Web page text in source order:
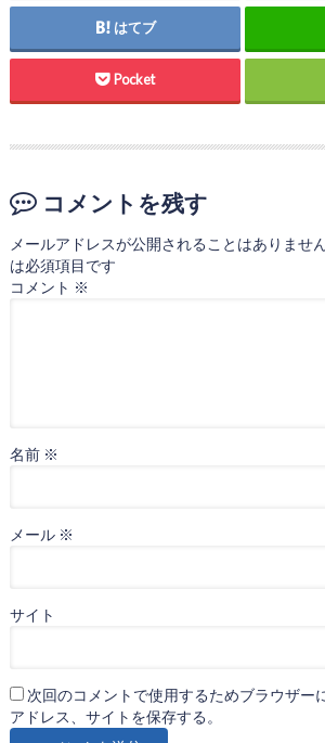
はてブ
Pocket
コメントを残す
メールアドレスが公開されることはありません
は必須項目です
コメント ※
名前 ※
メール ※
サイト
次回のコメントで使用するためブラウザー
アドレス、サイトを保存する。